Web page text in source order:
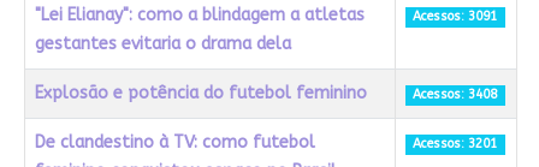
"Lei Elianay": como a blindagem a atletas
gestantes evitaria o drama dela
Acessos: 3091
Explosão e potência do futebol feminino Acessos: 3408
De clandestino à TV: como futebol
Acessos: 3201